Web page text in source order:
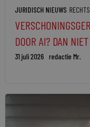
JURIDISCH NIEUWS
DOOR AI? DAN
31 juli 2026 redactie Mr.